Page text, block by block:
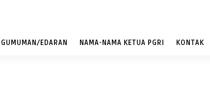
EDARAN NAMA-NAMA KETUA PGRI KONTAK